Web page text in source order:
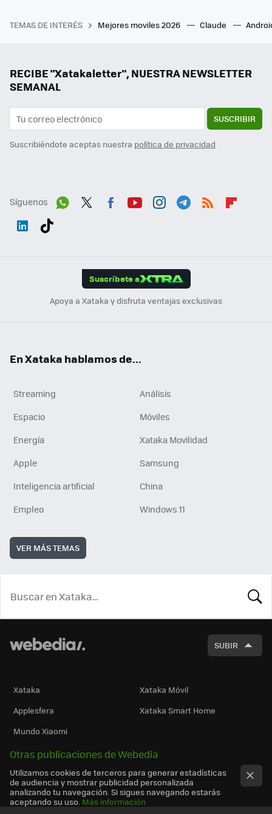
TEMAS DE INTERÉS Mejores moviles 2026 Claude
RECIBE "Xatakaletter", NUESTRA NEWSLETTER
SEMANAL
SUSCRIBIR
Suscribiéndote aceptas nuestra política de privacidad
Síguenos
Suscríbete a
Apoya a Xataka y disfruta ventajas exclusivas
En Xataka hablamos de...
Streaming
Análisis
Espacio
Móviles
Energía
Xataka Movilidad
Apple
Samsung
Inteligencia artificial
China
Empleo
Windows 11
VER MÁS TEMAS
SUBIR
Xataka
Xataka Móvil
Applesfera
Xataka Smart Home
Mundo Xiaomi
Otras publicaciones de Webedia
Utilizamos cookies de terceros para generar estadísticas
de audiencia y mostrar publicidad personalizada
analizando tu navegación. Si sigues navegando estarás
aceptando su uso. Más información